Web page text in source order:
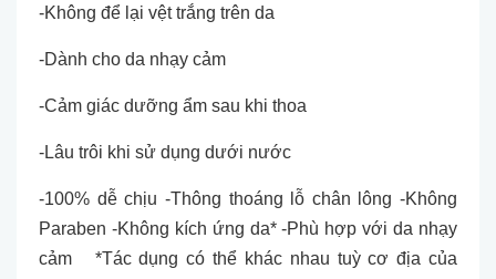
-Không để lại vệt trắng trên da
-Dành cho da nhạy cảm
-Cảm giác dưỡng ẩm sau khi thoa
-Lâu trôi khi sử dụng dưới nước
-100% dễ chịu -Thông thoáng lỗ chân lông -Không
Paraben -Không kích ứng da* -Phù hợp với da nhạy
cảm *Tác dụng có thể khác nhau tuỳ cơ địa của